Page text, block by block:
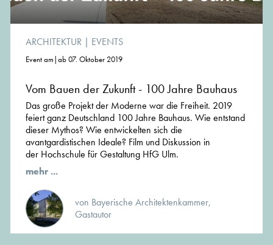
ARCHITEKTUR | EVENTS
Event am|ab 07. Oktober 2019
Vom Bauen der Zukunft - 100 Jahre Bauhaus
Das große Projekt der Moderne war die Freiheit. 2019
feiert ganz Deutschland 100 Jahre Bauhaus. Wie entstand
dieser Mythos? Wie entwickelten sich die
avantgardistischen Ideale? Film und Diskussion in
der Hochschule für Gestaltung HfG Ulm.
mehr ...
von Bayerische Architektenkammer,
Gastautor